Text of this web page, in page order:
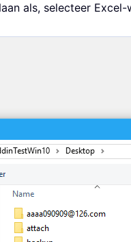
als, selecteer